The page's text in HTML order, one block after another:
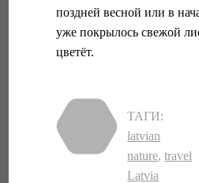
поздней весной или в
уже покрылось свежой
цветёт.
ТАГИ:
latvian
nature,travel
Latvia